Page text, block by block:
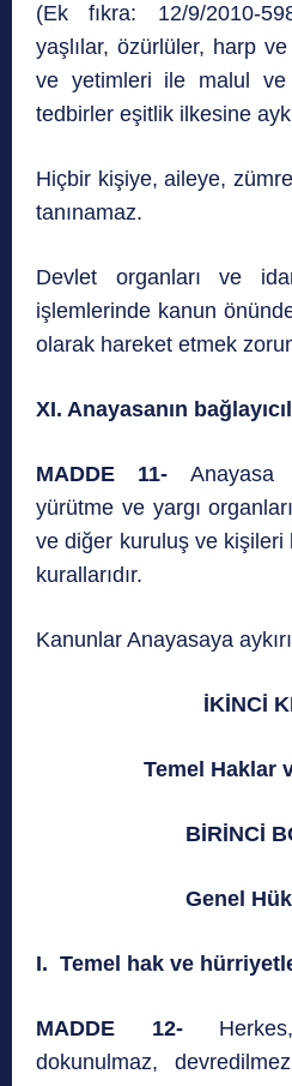
(Ek fıkra: 12/9/2010-
yaşlılar, özürlüler, harp
ve yetimleri ile malul ve
tedbirler eşitlik ilkesine
Hiçbir kişiye, aileye,
tanınamaz.
Devlet organları ve
işlemlerinde kanun
olarak hareket etmek
XI. Anayasanın
MADDE 11- Anayasa
yürütme ve yargı
ve diğer kuruluş ve
kurallarıdır.
Kanunlar Anayasaya
İKİNCİ
Temel Haklar
BİRİNCİ
Genel
I. Temel hak ve
MADDE 12-
dokunulmaz,